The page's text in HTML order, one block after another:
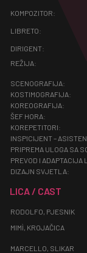
KOMPOZITOR:
LIBRETO:
DIRIGENT:
REŽIJA:
SCENOGRAFIJA:
KOSTIMOGRAFIJA:
KOREOGRAFIJA:
ŠEF HORA:
KOREPETITORI:
INSPICIJENT –
PRIPREMA ULOGA SA
PREVOD I ADAPTACIJA
DIZAJN SVJETLA:
LICA / CAST
RODOLFO, PJESNIK
MIMÌ, KROJAČICA
MARCELLO, SLIKAR